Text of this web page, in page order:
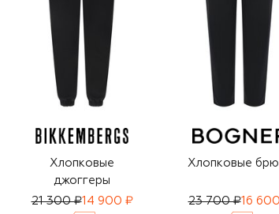
Хлопковые
джоггеры
21 300 ₽14 900 ₽
Хлопковые
23 700 ₽16